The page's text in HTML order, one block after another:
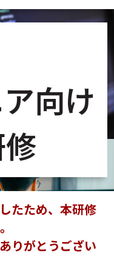
向け
たため、本研修
りがとうござい